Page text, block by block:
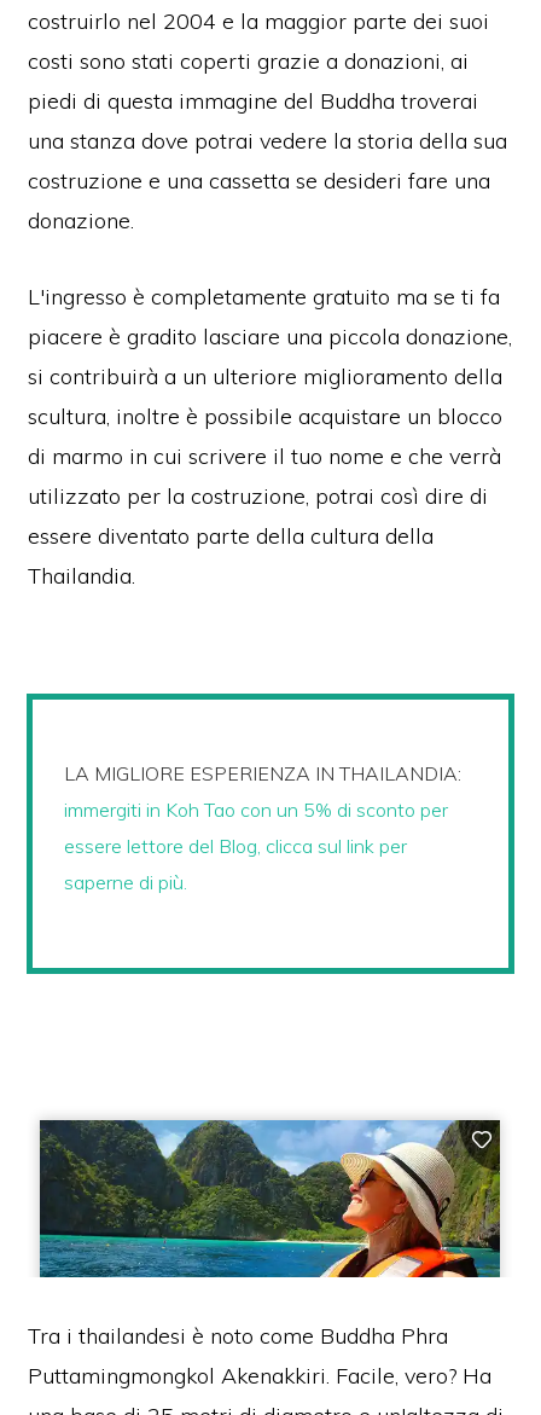
costruirlo nel 2004 e la maggior parte dei suoi
costi sono stati coperti grazie a donazioni, ai
piedi di questa immagine del Buddha troverai
una stanza dove potrai vedere la storia della sua
costruzione e una cassetta se desideri fare una
donazione.
L'ingresso è completamente gratuito ma se ti fa
piacere è gradito lasciare una piccola donazione,
si contribuirà a un ulteriore miglioramento della
scultura, inoltre è possibile acquistare un blocco
di marmo in cui scrivere il tuo nome e che verrà
utilizzato per la costruzione, potrai così dire di
essere diventato parte della cultura della
Thailandia.
LA MIGLIORE ESPERIENZA IN THAILANDIA:
immergiti in Koh Tao con un 5% di sconto per
essere lettore del Blog, clicca sul link per
saperne di più.
Tra i thailandesi è noto come Buddha Phra
Puttamingmongkol Akenakkiri. Facile, vero? Ha